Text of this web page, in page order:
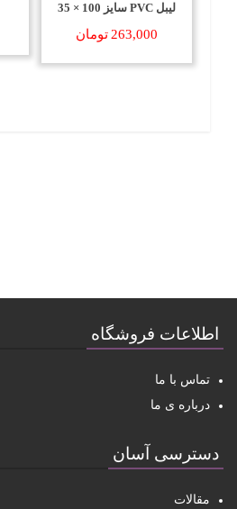
لیبل PVC سایز 100 × 35
263,000 تومان
اطلاعات فروشگاه
تماس با ما
درباره ی ما
دسترسی آسان
مقالات